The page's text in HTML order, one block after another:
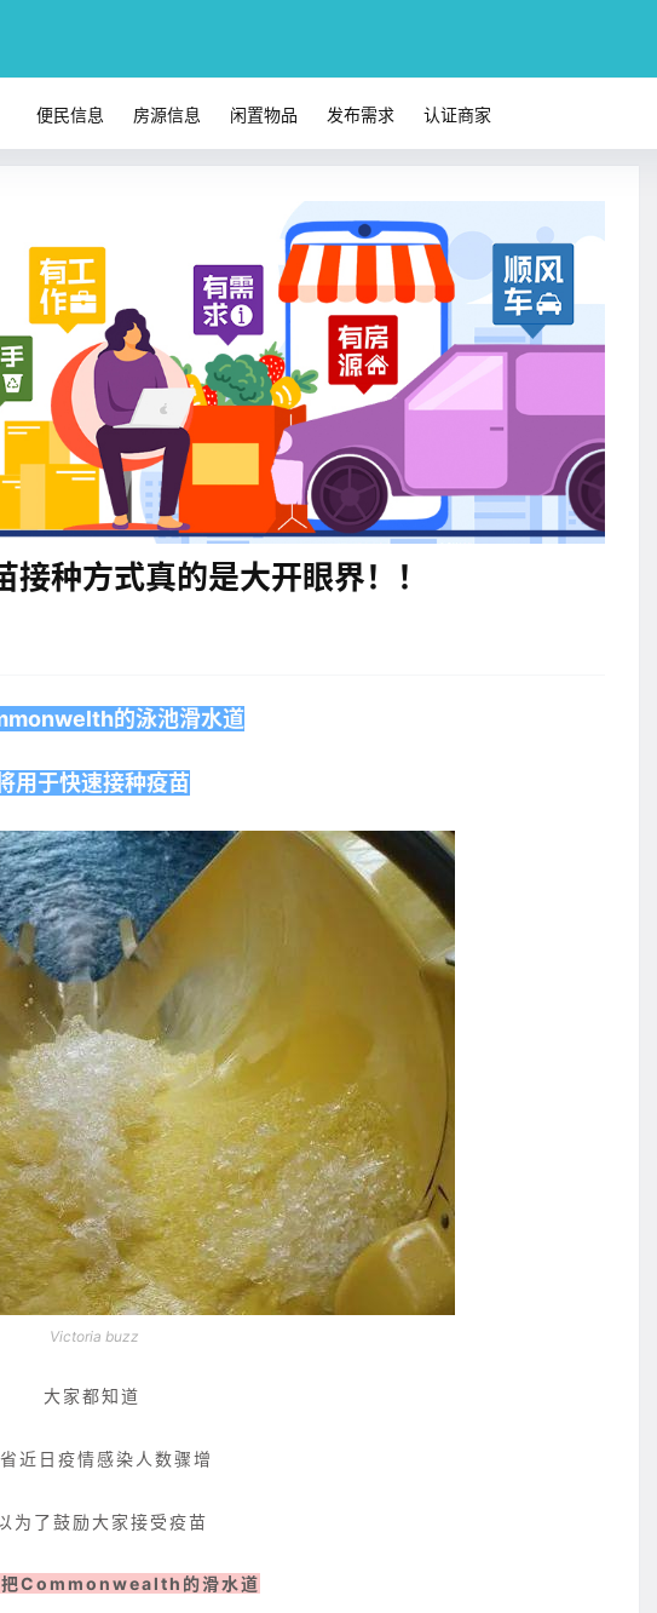
便民信息 房源信息 闲置物品 发布需求 认证商家
种方式真的是大开眼界！！
的泳池滑水道
用于快速接种疫苗
Victoria buzz
大家都知道
近日疫情感染人数骤增
为了鼓励大家接受疫苗
把Commonwealth的滑水道